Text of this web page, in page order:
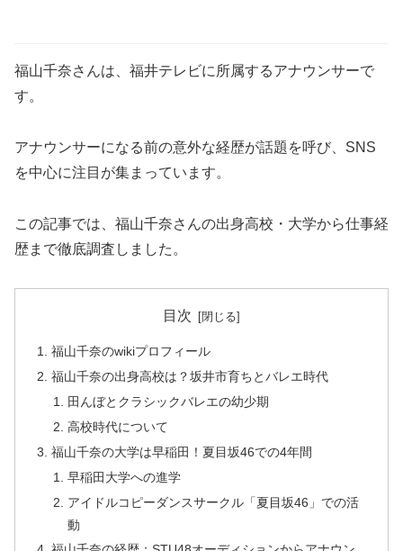
福山千奈さんは、福井テレビに所属するアナウンサーで
す。
アナウンサーになる前の意外な経歴が話題を呼び、SNS
を中心に注目が集まっています。
この記事では、福山千奈さんの出身高校・大学から仕事経
歴まで徹底調査しました。
目次
福山千奈のwikiプロフィール
福山千奈の出身高校は？坂井市育ちとバレエ時代
田んぼとクラシックバレエの幼少期
高校時代について
福山千奈の大学は早稲田！夏目坂46での4年間
早稲田大学への進学
アイドルコピーダンスサークル「夏目坂46」での活
動